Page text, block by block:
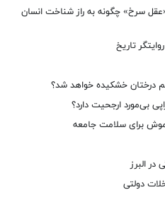
سرخ» چگونه به راز شناخت انسان
تاریخ
درختان خشکیده خواهد شد؟
بی‌مورد ارجحیت دارد؟
برای سلامت جامعه
البرز